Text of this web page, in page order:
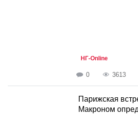
НГ-Online
0 3613
Парижская
Макроном